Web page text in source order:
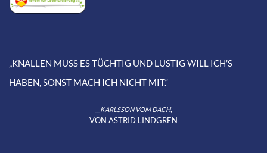
„KNALLEN MUSS ES TÜCHTIG UND LUSTIG WILL ICH’S
HABEN, SONST MACH ICH NICHT MIT.“
__KARLSSON VOM DACH,
VON ASTRID LINDGREN